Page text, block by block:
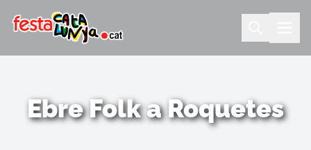
Ebre Folk a Roquetes